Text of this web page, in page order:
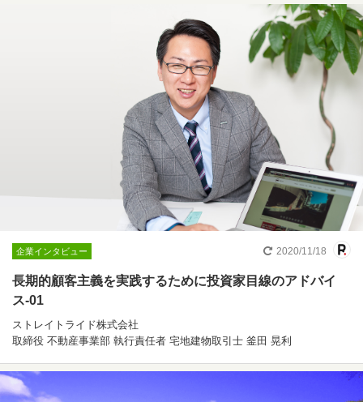
企業インタビュー 2020/11/18
長期的顧客主義を実践するために投資家目線のアドバイ
ス-01
ストレイトライド株式会社
取締役 不動産事業部 執行責任者 宅地建物取引士 釜田 晃利